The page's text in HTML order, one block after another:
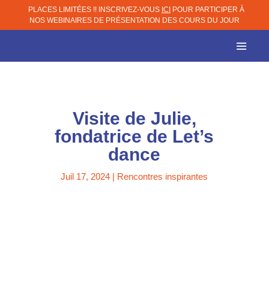
PLACES LIMITÉES !! INSCRIVEZ-VOUS ICI
POUR PARTICIPER À
NOS WEBINAIRES DE PRÉSENTATION DES COURS DU JOUR
Visite de Julie,
fondatrice de Let’s
dance
Juil 17, 2024 | Rencontres inspirantes